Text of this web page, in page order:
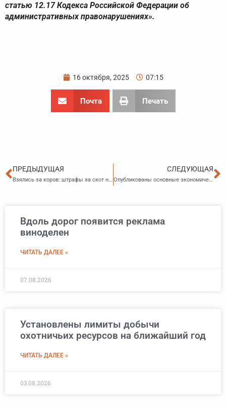
статью 12.17 Кодекса Российской Федерации об
административных правонарушениях».
16 октября, 2025 07:15
Почта Печать
Пред
ПРЕДЫДУЩАЯ
Взялись за коров: штрафы за скот на дорогах хотят увеличить
СЛЕДУЮЩАЯ
Опубликованы основные экономические и социальные показатели Приморского края
Вдоль дорог появится реклама
виноделен
ЧИТАТЬ ДАЛЕЕ »
07.08.2026
Установлены лимиты добычи
охотничьих ресурсов на ближайший год
ЧИТАТЬ ДАЛЕЕ »
03.08.2026